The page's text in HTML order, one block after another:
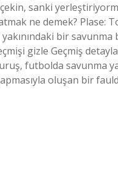
sanki
ne demek? Plase:
yakınındaki bir
gizle Geçmiş
futbolda savunma
oluşan bir